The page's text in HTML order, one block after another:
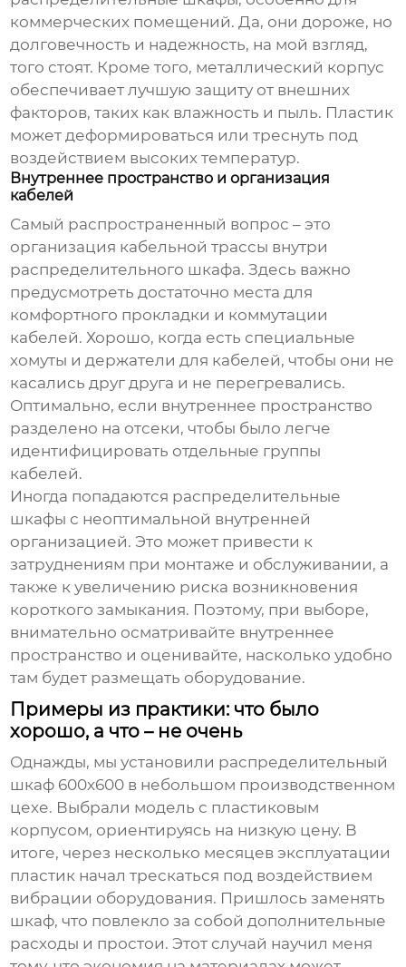
коммерческих помещений. Да, они дороже, но
долговечность и надежность, на мой взгляд,
того стоят. Кроме того, металлический корпус
обеспечивает лучшую защиту от внешних
факторов, таких как влажность и пыль. Пластик
может деформироваться или треснуть под
воздействием высоких температур.
Внутреннее пространство и организация
кабелей
Самый распространенный вопрос – это
организация кабельной трассы внутри
распределительного шкафа. Здесь важно
предусмотреть достаточно места для
комфортного прокладки и коммутации
кабелей. Хорошо, когда есть специальные
хомуты и держатели для кабелей, чтобы они не
касались друг друга и не перегревались.
Оптимально, если внутреннее пространство
разделено на отсеки, чтобы было легче
идентифицировать отдельные группы
кабелей.
Иногда попадаются распределительные
шкафы с неоптимальной внутренней
организацией. Это может привести к
затруднениям при монтаже и обслуживании, а
также к увеличению риска возникновения
короткого замыкания. Поэтому, при выборе,
внимательно осматривайте внутреннее
пространство и оценивайте, насколько удобно
там будет размещать оборудование.
Примеры из практики: что было
хорошо, а что – не очень
Однажды, мы установили распределительный
шкаф 600х600 в небольшом производственном
цехе. Выбрали модель с пластиковым
корпусом, ориентируясь на низкую цену. В
итоге, через несколько месяцев эксплуатации
пластик начал трескаться под воздействием
вибрации оборудования. Пришлось заменять
шкаф, что повлекло за собой дополнительные
расходы и простои. Этот случай научил меня